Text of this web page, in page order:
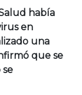
había
en
una
que se